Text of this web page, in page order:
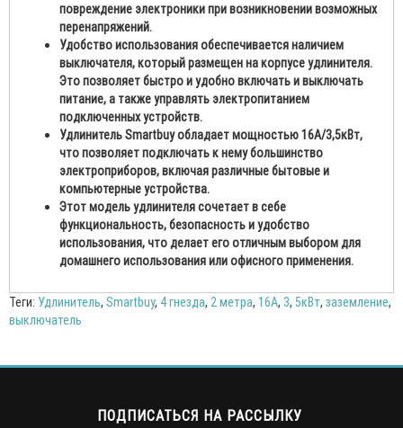
повреждение электроники при возникновении возможных
перенапряжений.
Удобство использования обеспечивается наличием
выключателя, который размещен на корпусе удлинителя.
Это позволяет быстро и удобно включать и выключать
питание, а также управлять электропитанием
подключенных устройств.
Удлинитель Smartbuy обладает мощностью 16А/3,5кВт,
что позволяет подключать к нему большинство
электроприборов, включая различные бытовые и
компьютерные устройства.
Этот модель удлинителя сочетает в себе
функциональность, безопасность и удобство
использования, что делает его отличным выбором для
домашнего использования или офисного применения.
Теги: Удлинитель, Smartbuy, 4 гнезда, 2 метра, 16А, 3, 5кВт, заземление,
выключатель
ПОДПИСАТЬСЯ НА РАССЫЛКУ